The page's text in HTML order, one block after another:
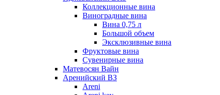
Коллекционные вина
Виноградные вина
Вина 0,75 л
Большой объем
Эксклюзивные вина
Фруктовые вина
Cувенирные вина
Матевосян Вайн
Аренийский ВЗ
Areni